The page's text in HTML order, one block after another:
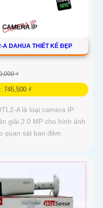
A DAHUA THIẾT KẾ ĐẸP
₫
745,500 ₫
A là loại camera IP
giải 2.0 MP cho hình ảnh
quan sát ban đêm